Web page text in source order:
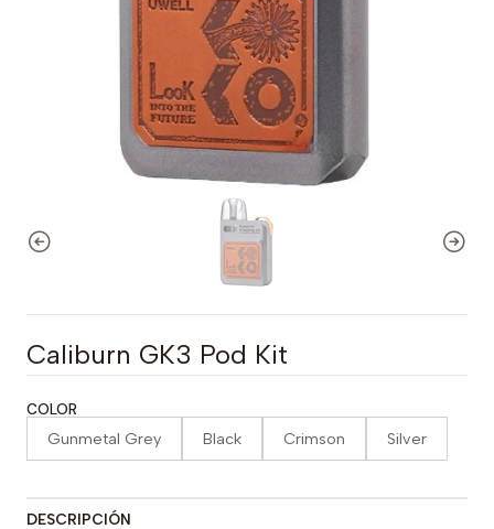
Caliburn GK3 Pod Kit
COLOR
Gunmetal Grey Black Crimson Silver
DESCRIPCIÓN